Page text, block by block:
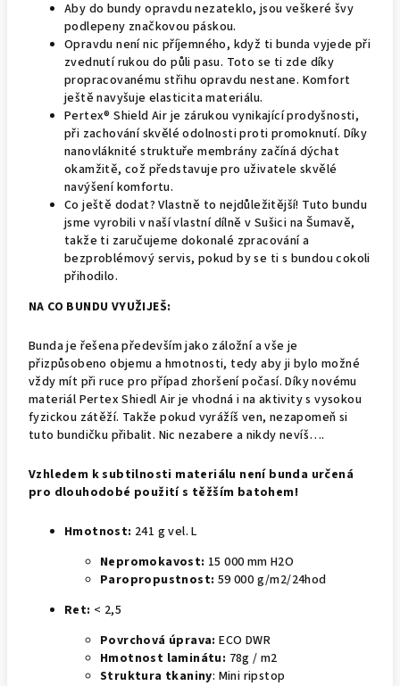
Aby do bundy opravdu nezateklo, jsou veškeré švy
podlepeny značkovou páskou.
Opravdu není nic příjemného, když ti bunda vyjede při
zvednutí rukou do půli pasu. Toto se ti zde díky
propracovanému střihu opravdu nestane. Komfort
ještě navyšuje elasticita materiálu.
Pertex® Shield Air je zárukou vynikající prodyšnosti,
při zachování skvělé odolnosti proti promoknutí. Díky
nanovláknité struktuře membrány začíná dýchat
okamžitě, což představuje pro uživatele skvělé
navýšení komfortu.
Co ještě dodat? Vlastně to nejdůležitější! Tuto bundu
jsme vyrobili v naší vlastní dílně v Sušici na Šumavě,
takže ti zaručujeme dokonalé zpracování a
bezproblémový servis, pokud by se ti s bundou cokoli
přihodilo.
NA CO BUNDU VYUŽIJEŠ:
Bunda je řešena především jako záložní a vše je
přizpůsobeno objemu a hmotnosti, tedy aby ji bylo možné
vždy mít při ruce pro případ zhoršení počasí. Díky novému
materiál Pertex Shiedl Air je vhodná i na aktivity s vysokou
fyzickou zátěží. Takže pokud vyrážíš ven, nezapomeň si
tuto bundičku přibalit. Nic nezabere a nikdy nevíš….
Vzhledem k subtilnosti materiálu není bunda určená
pro dlouhodobé použití s těžším batohem!
Hmotnost: 241 g vel. L
Nepromokavost: 15 000 mm H2O
Paropropustnost: 59 000 g/m2/24hod
Ret: < 2,5
Povrchová úprava: ECO DWR
Hmotnost laminátu: 78g / m2
Struktura tkaniny: Mini ripstop